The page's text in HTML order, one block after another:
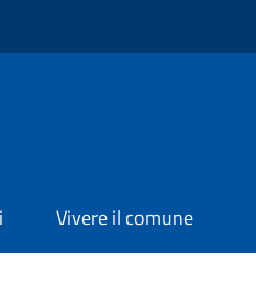
Vivere il comune